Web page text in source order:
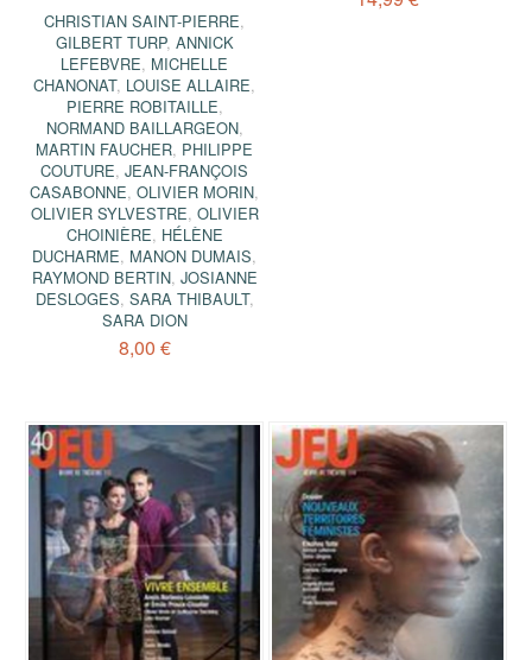
CHRISTIAN SAINT-PIERRE,
GILBERT TURP, ANNICK
LEFEBVRE, MICHELLE
CHANONAT, LOUISE ALLAIRE,
PIERRE ROBITAILLE,
NORMAND BAILLARGEON,
MARTIN FAUCHER, PHILIPPE
COUTURE,JEAN-FRANÇOIS
CASABONNE,OLIVIER MORIN,
OLIVIER SYLVESTRE, OLIVIER
CHOINIÈRE, HÉLÈNE
DUCHARME, MANON DUMAIS,
RAYMOND BERTIN, JOSIANNE
DESLOGES, SARA THIBAULT,
SARA DION
8,00 €